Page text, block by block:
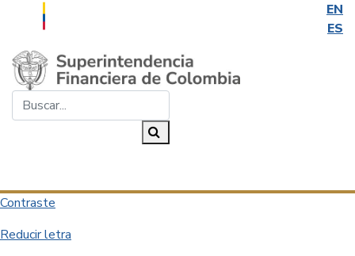
EN
ES
Saltar al contenido principal
Contraste
Reducir letra